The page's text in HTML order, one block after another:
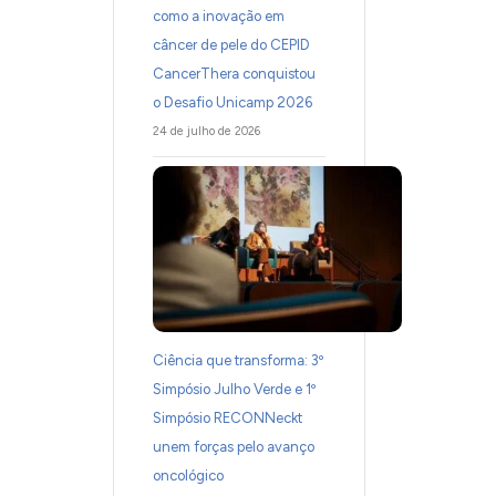
como a inovação em
câncer de pele do CEPID
CancerThera conquistou
o Desafio Unicamp 2026
24 de julho de 2026
Ciência que transforma: 3º
Simpósio Julho Verde e 1º
Simpósio RECONNeckt
unem forças pelo avanço
oncológico